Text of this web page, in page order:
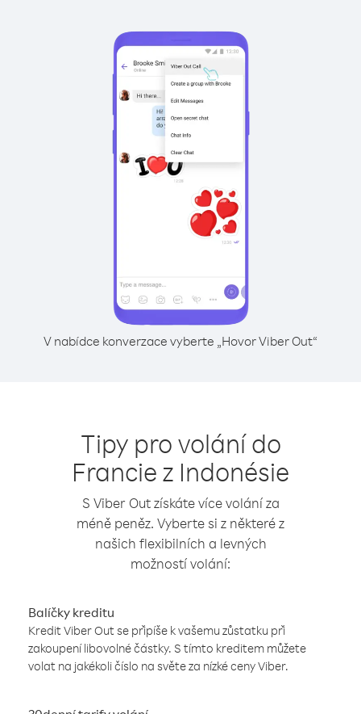
V nabídce konverzace vyberte „Hovor Viber Out“
Tipy pro volání do
Francie z Indonésie
S Viber Out získáte více volání za
méně peněz. Vyberte si z některé z
našich flexibilních a levných
možností volání:
Balíčky kreditu
Kredit Viber Out se připíše k vašemu zůstatku při
zakoupení libovolné částky. S tímto kreditem můžete
volat na jakékoli číslo na světe za nízké ceny Viber.